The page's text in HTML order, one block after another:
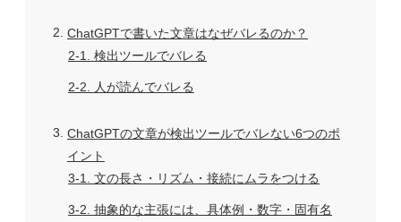
2 ChatGPTで書いた文章はなぜバレるのか？
2-1 検出ツールでバレる
2-2 人が読んでバレる
3 ChatGPTの文章が検出ツールでバレない6つのポ
イント
3-1 文の長さ・リズム・接続にムラをつける
3-2 抽象的な主張には、具体例・数字・固有名